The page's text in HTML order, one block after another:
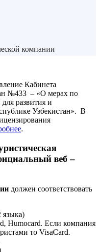
компании
Кабинета
№433 – «О мерах по
развития и
Узбекистан». В
.
веб –
должен соответствовать
Humocard. Если компания
то VisaCard.